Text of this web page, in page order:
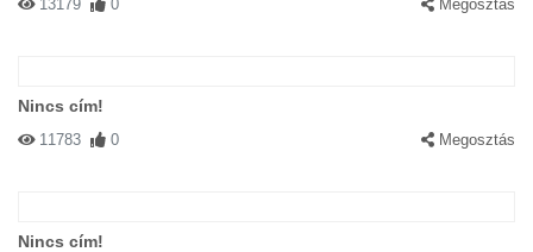
13179 0 Megosztás
Nincs cím!
11783 0 Megosztás
Nincs cím!